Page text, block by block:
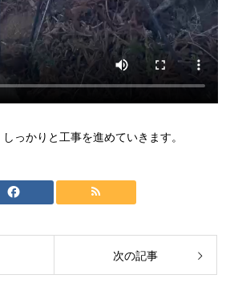
っかりと工事を進めていきます。
次の記事